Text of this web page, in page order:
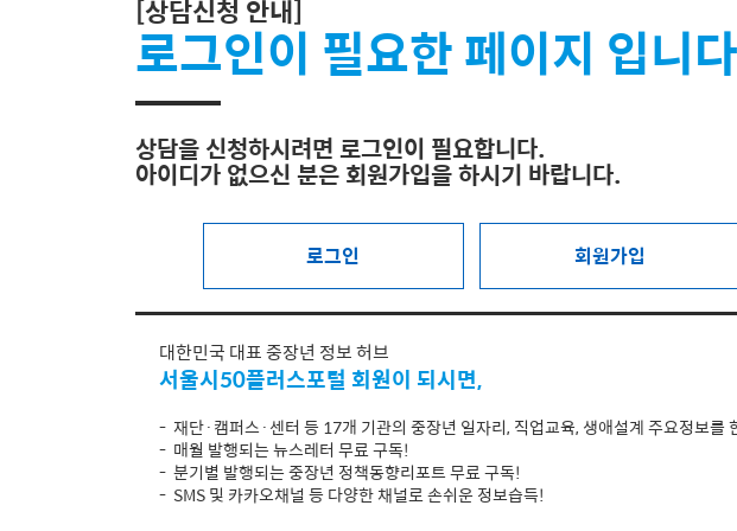
[상담신청 안내]
로그인이 필요한 페이지 입니
상담을 신청하시려면 로그인이 필요합니다.
아이디가 없으신 분은 회원가입을 하시기 바랍니다.
로그인 회원가입
대한민국 대표 중장년 정보 허브
서울시50플러스포털 회원이 되시면,
- 재단·캠퍼스·센터 등 17개 기관의 중장년 일자리, 직업교육, 생애설계 주요정보를
- 매월 발행되는 뉴스레터 무료 구독!
- 분기별 발행되는 중장년 정책동향리포트 무료 구독!
- SMS 및 카카오채널 등 다양한 채널로 손쉬운 정보습득!